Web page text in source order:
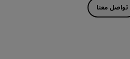
تواصل معنا